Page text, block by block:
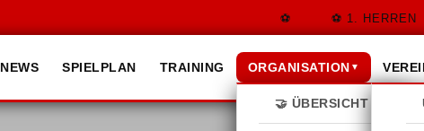
1. HERREN
NEWS SPIELPLAN TRAINING ORGANISATION ▼
🤝 ÜBERSICHT